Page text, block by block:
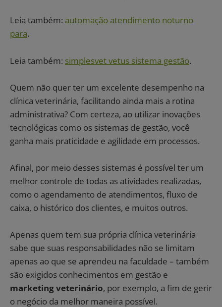
Leia também: automação atendimento noturno
para.
Leia também: simplesvet vetus sistema gestão.
Quem não quer ter um excelente desempenho na
clínica veterinária, facilitando ainda mais a rotina
administrativa? Com certeza, ao utilizar inovações
tecnológicas como os sistemas de gestão, você
ganha mais praticidade e agilidade em processos.
Afinal, por meio desses sistemas é possível ter um
melhor controle de todas as atividades realizadas,
como o agendamento de atendimentos, fluxo de
caixa, o histórico dos clientes, e muitos outros.
Apenas quem tem sua própria clínica veterinária
sabe que suas responsabilidades não se limitam
apenas ao que se aprendeu na faculdade – também
são exigidos conhecimentos em gestão e
marketing veterinário, por exemplo, a fim de gerir
o negócio da melhor maneira possível.